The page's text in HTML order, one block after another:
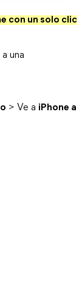
con un solo clic
una
> Ve a iPhone a